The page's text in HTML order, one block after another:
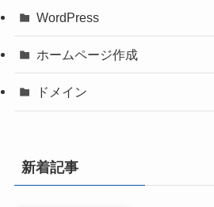
WordPress
ホームページ作成
ドメイン
新着記事